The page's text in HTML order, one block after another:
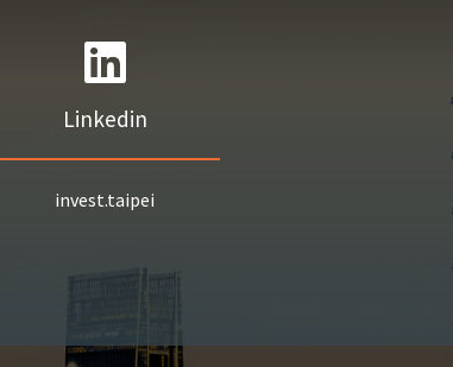
Linkedin
invest.taipei